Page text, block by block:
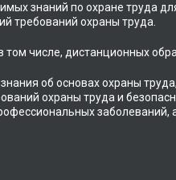
знаний по охране труда
требований охраны труда.
числе, дистанционных
об основах охраны
охраны труда и